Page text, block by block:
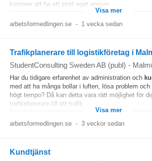
kommer att ha ett stort eget ansvar...
Visa mer
arbetsformedlingen.se - 1 vecka sedan
Trafikplanerare till logistikföretag i
StudentConsulting Sweden AB (publ) -
Har du tidigare erfarenhet av administration och
med att ha många bollar i luften, lösa problem
högt tempo? Då kan detta vara rätt möjlighet för
trafikplanerare till ett trafik...
Visa mer
arbetsformedlingen.se - 3 veckor sedan
Kundtjänst